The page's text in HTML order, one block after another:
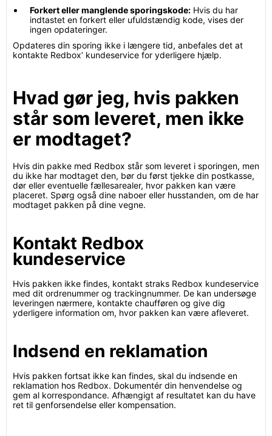
Forkert eller manglende sporingskode: Hvis du har
indtastet en forkert eller ufuldstændig kode, vises der
ingen opdateringer.
Opdateres din sporing ikke i længere tid, anbefales det at
kontakte Redbox’ kundeservice for yderligere hjælp.
Hvad gør jeg, hvis pakken
står som leveret, men ikke
er modtaget?
Hvis din pakke med Redbox står som leveret i sporingen, men
du ikke har modtaget den, bør du først tjekke din postkasse,
dør eller eventuelle fællesarealer, hvor pakken kan være
placeret. Spørg også dine naboer eller husstanden, om de har
modtaget pakken på dine vegne.
Kontakt Redbox
kundeservice
Hvis pakken ikke findes, kontakt straks Redbox kundeservice
med dit ordrenummer og trackingnummer. De kan undersøge
leveringen nærmere, kontakte chaufføren og give dig
yderligere information om, hvor pakken kan være afleveret.
Indsend en reklamation
Hvis pakken fortsat ikke kan findes, skal du indsende en
reklamation hos Redbox. Dokumentér din henvendelse og
gem al korrespondance. Afhængigt af resultatet kan du have
ret til genforsendelse eller kompensation.